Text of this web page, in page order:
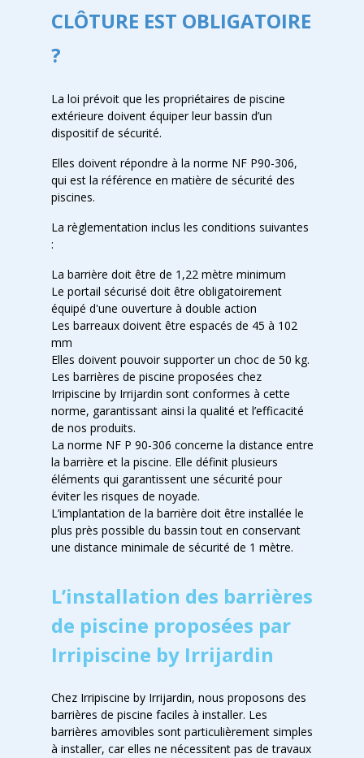
CLÔTURE EST OBLIGATOIRE
?
La loi prévoit que les propriétaires de piscine
extérieure doivent équiper leur bassin d’un
dispositif de sécurité.
Elles doivent répondre à la norme NF P90-306,
qui est la référence en matière de sécurité des
piscines.
La règlementation inclus les conditions suivantes
:
La barrière doit être de 1,22 mètre minimum
Le portail sécurisé doit être obligatoirement
équipé d'une ouverture à double action
Les barreaux doivent être espacés de 45 à 102
mm
Elles doivent pouvoir supporter un choc de 50 kg.
Les barrières de piscine proposées chez
Irripiscine by Irrijardin sont conformes à cette
norme, garantissant ainsi la qualité et l’efficacité
de nos produits.
La norme NF P 90-306 concerne la distance entre
la barrière et la piscine. Elle définit plusieurs
éléments qui garantissent une sécurité pour
éviter les risques de noyade.
L’implantation de la barrière doit être installée le
plus près possible du bassin tout en conservant
une distance minimale de sécurité de 1 mètre.
L’installation des barrières
de piscine proposées par
Irripiscine by Irrijardin
Chez Irripiscine by Irrijardin, nous proposons des
barrières de piscine faciles à installer. Les
barrières amovibles sont particulièrement simples
à installer, car elles ne nécessitent pas de travaux